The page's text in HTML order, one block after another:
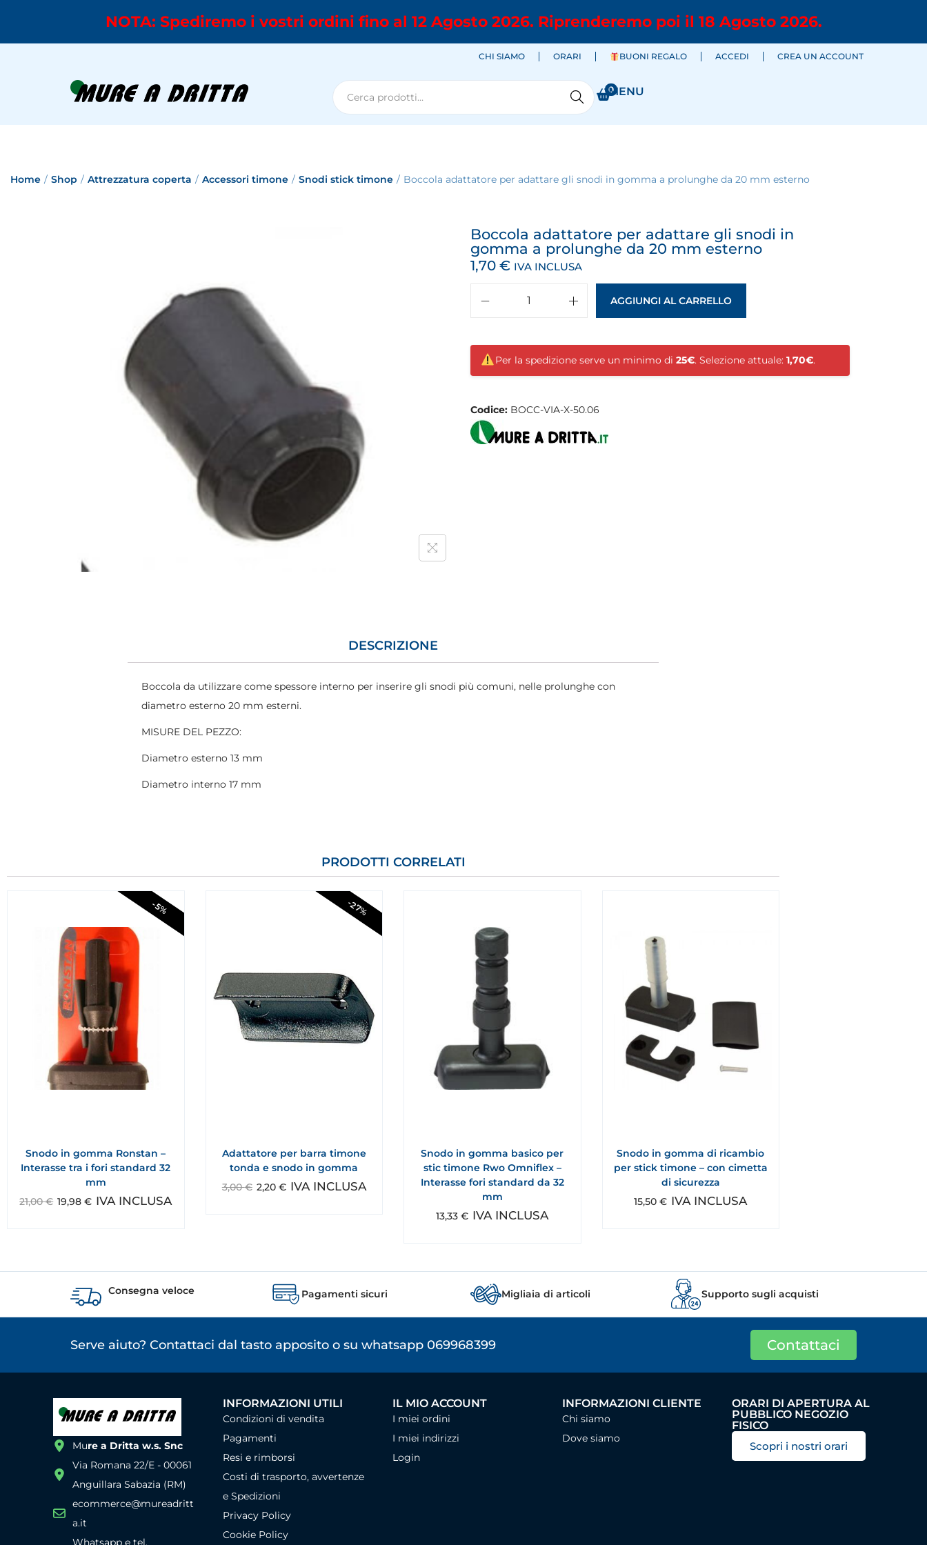
NOTA: Spediremo i vostri ordini fino al 12 Agosto 2026. Riprenderemo poi il 18 Agosto 2026.
CHI SIAMO ORARI BUONI REGALO ACCEDI CREA UN ACCOUNT
Cerca
0
MENU
Home / Shop / Attrezzatura coperta / Accessori timone / Snodi stick timone / Boccola adattatore per adattare gli snodi in gomma a prolunghe da 20 mm esterno
Boccola adattatore per adattare gli snodi in
gomma a prolunghe da 20 mm esterno
1,70 € IVA INCLUSA
AGGIUNGI AL CARRELLO
Per la spedizione serve un minimo di 25€. Selezione attuale: 1,70€.
Codice: BOCC-VIA-X-50.06
DESCRIZIONE
Boccola da utilizzare come spessore interno per inserire gli snodi più comuni, nelle prolunghe con
diametro esterno 20 mm esterni.
MISURE DEL PEZZO:
Diametro esterno 13 mm
Diametro interno 17 mm
PRODOTTI CORRELATI
-5%
Snodo in gomma Ronstan –
Interasse tra i fori standard 32
mm
21,00€ 19,98€ IVA INCLUSA
-27%
Adattatore per barra timone
tonda e snodo in gomma
3,00€ 2,20 € IVA INCLUSA
Snodo in gomma basico per
stic timone Rwo Omniflex –
Interasse fori standard da 32
mm
13,33€ IVA INCLUSA
Snodo in gomma di ricambio
per stick timone – con cimetta
di sicurezza
15,50€ IVA INCLUSA
Consegna veloce Pagamenti sicuri Migliaia di articoli Supporto sugli acquisti
Serve aiuto? Contattaci dal tasto apposito o su whatsapp 069968399 Contattaci
Mure a Dritta w.s. Snc
Via Romana 22/E - 00061
Anguillara Sabazia (RM)
ecommerce@mureadritt
a.it
Whatsapp e tel.
INFORMAZIONI UTILI
Condizioni di vendita
Pagamenti
Resi e rimborsi
Costi di trasporto, avvertenze
e Spedizioni
Privacy Policy
Cookie Policy
IL MIO ACCOUNT
I miei ordini
I miei indirizzi
Login
INFORMAZIONI CLIENTE
Chi siamo
Dove siamo
ORARI DI APERTURA AL
PUBBLICO NEGOZIO
FISICO
Scopri i nostri orari